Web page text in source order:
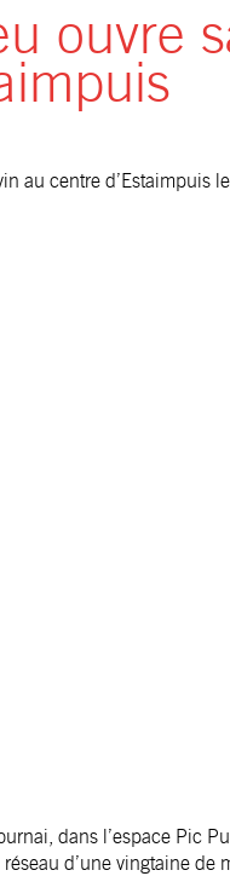
ouvre
au centre d’Estaimpuis
dans l’espace Pic
d’une vingtaine de